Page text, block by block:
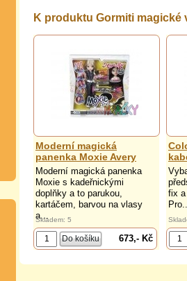
K produktu Gormiti magické
Moderní magická
panenka Moxie Avery
Moderní magická panenka
Moxie s kadeřnickými
doplňky a to parukou,
kartáčem, barvou na vlasy
a...
Skladem: 5
673,- Kč
fix